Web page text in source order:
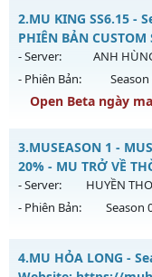
Mu mới ra tháng 07
ngày 29/07/2626
Exp: 200x - Drop: 20%
Kiểu reset: Reset In
Antihack: AntiShark
2.MU KING SS6.15 -
PHIÊN BẢN CUSTOM
- Server: ANH
- Phiên Bản:
Season
Open Beta ngày
Mu mới ra tháng 08
ngày 09/08/2626
Exp: 555x - Drop:
Thể loại: Mu Custom
3.MUSEASON 1 -
20% - MU TRỞ VỀ
- Server: HUYỀN
- Phiên Bản:
Season
MUSEASON 1 -
4.MU HỎA LONG -